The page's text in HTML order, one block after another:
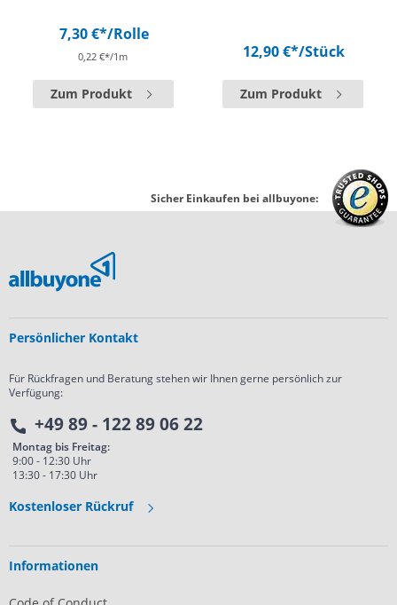
7,30 €*/Rolle
0,22 €*/1m
Zum Produkt
12,90 €*/Stück
Zum Produkt
Sicher Einkaufen bei allbuyone:
Persönlicher Kontakt
Für Rückfragen und Beratung stehen wir Ihnen gerne persönlich zur
Verfügung:
+49 89 - 122 89 06 22
Montag bis Freitag:
9:00 - 12:30 Uhr
13:30 - 17:30 Uhr
Kostenloser Rückruf
Informationen